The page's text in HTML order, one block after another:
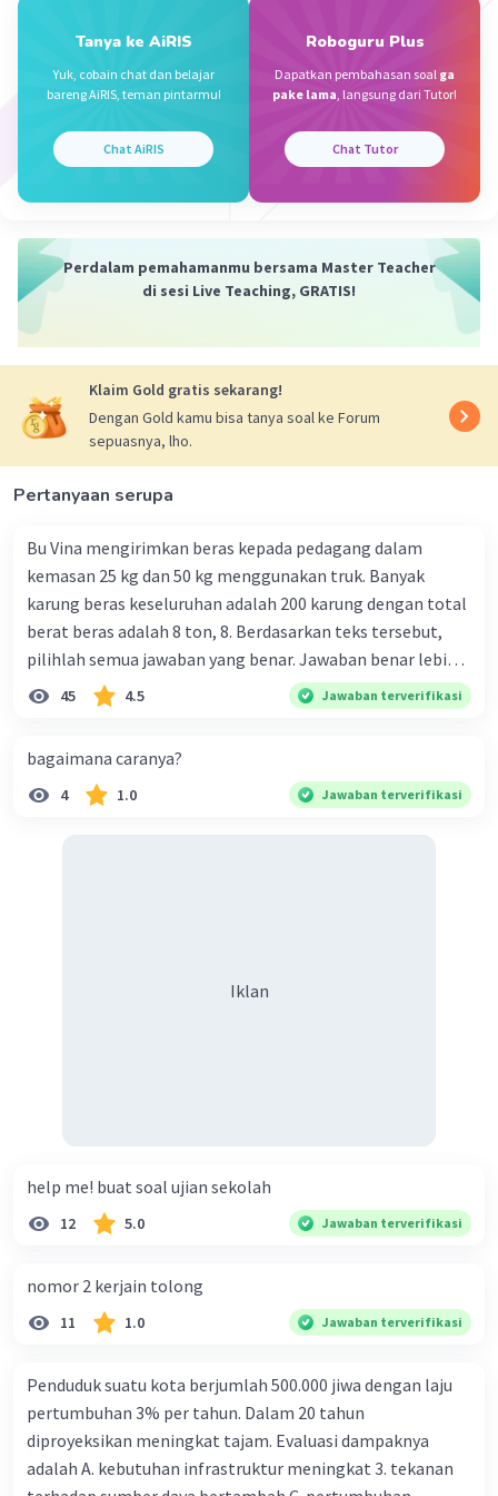
Beri Rating·5.0(1 Balas
Tanya ke AiRIS
Yuk, cobain chat dan belajar
bareng AiRIS, teman pintarmu!
Chat AiRIS
Roboguru Plus
Dapatkan pembahasan soal ga
pake lama, langsung dari Tutor!
Chat Tutor
Perdalam pemahamanmu bersama Master Teacher
di sesi Live Teaching, GRATIS!
Klaim Gold gratis sekarang!
Dengan Gold kamu bisa tanya soal ke Forum
sepuasnya, lho.
Pertanyaan serupa
Bu Vina mengirimkan beras kepada pedagang dalam
kemasan 25 kg dan 50 kg menggunakan truk. Banyak
karung beras keseluruhan adalah 200 karung dengan total
berat beras adalah 8 ton, 8. Berdasarkan teks tersebut,
pilihlah semua jawaban yang benar. Jawaban benar lebih
dari satu. Banyak karung beras kemasan 25 kg adalah 50
buah. Banyak karung beras kemasan 50 kg adalah 150
ton. Perbandingan berat beras kemasan 25 kg dan 50 kg
dalam truk adalah 1: 3. 9. Berdasarkan teks tersebut, jika
45 4.5 Jawaban terverifikasi
bagaimana caranya?
4 1.0 Jawaban terverifikasi
Iklan
help me! buat soal ujian sekolah
12 5.0 Jawaban terverifikasi
nomor 2 kerjain tolong
11 1.0 Jawaban terverifikasi
Penduduk suatu kota berjumlah 500.000 jiwa dengan laju
pertumbuhan 3% per tahun. Dalam 20 tahun
diproyeksikan meningkat tajam. Evaluasi dampaknya
adalah A. kebutuhan infrastruktur meningkat 3. tekanan